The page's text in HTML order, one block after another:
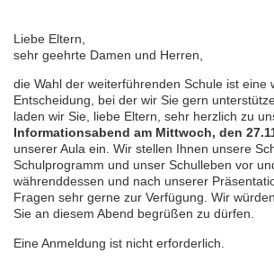
Liebe Eltern,
sehr geehrte Damen und Herren,
die Wahl der weiterführenden Schule ist eine
Entscheidung, bei der wir Sie gern
laden wir Sie, liebe Eltern, sehr herzlich zu
Informationsabend am Mittwoch, den
unserer Aula ein. Wir stellen Ihnen unsere
Schulprogramm und unser Schulleben vor
währenddessen und nach unserer
Fragen sehr gerne zur Verfügung. Wir
Sie an diesem Abend begrüßen zu dürfen.
Eine Anmeldung ist nicht erforderlich.